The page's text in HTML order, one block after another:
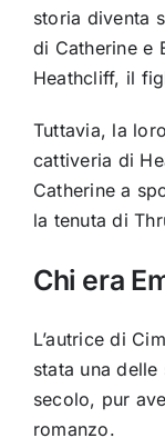
storia diventa
di Catherine e
Heathcliff, il
Tuttavia, la
cattiveria di
Catherine a
la tenuta di
Chi era
L’autrice di
stata una
secolo, pur
romanzo.